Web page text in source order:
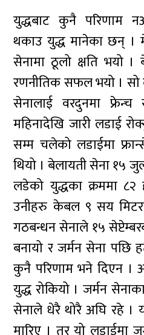
युद्धबाट कुनै परिणाम
थकाउ युद्ध मानेका छन् ।
सेनामा ठूलो क्षति भयो
रणनीतिक सफल भयो । सो
सेनालाई वरदुनमा
महिनादेखि जारी लडाई
सम्म चलेको लडाईमा
थियो । बेलायती सेना १५
लडेको युद्धका क्रममा
उनीहरु केबल ९ सय
गठबन्धन सेनाले १५
बनायो र जर्मन सेना
कुनै परिणाम भने दिएन ।
युद्ध रोकियो । जर्मन
सेनाले धेरै थोरै अघि रहे ।